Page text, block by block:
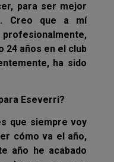
para ser mejor
Creo que a mí
24 años en el club
ha sido
Eseverri?
que siempre voy
cómo va el año,
año he acabado